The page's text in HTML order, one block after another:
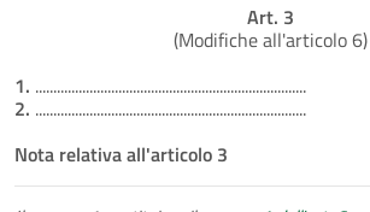
Art. 3
(Modifiche all'articolo 6)
1. ...........................................................................
2. ...........................................................................
Nota relativa all'articolo 3